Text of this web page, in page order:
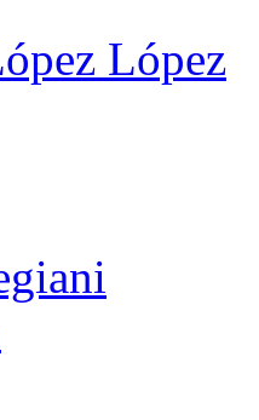
López